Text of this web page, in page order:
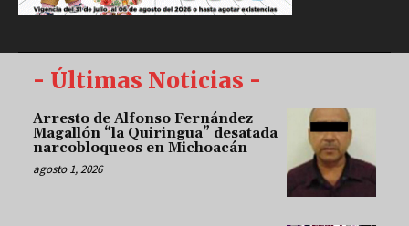
- Últimas Noticias -
Arresto de Alfonso Fernández
Magallón “la Quiringua” desatada
narcobloqueos en Michoacán
agosto 1, 2026